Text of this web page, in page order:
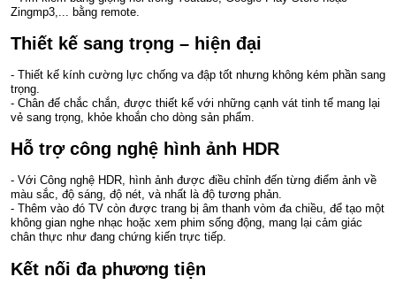
Zingmp3,... bằng remote.
Thiết kế sang trọng – hiện đại
- Thiết kế kính cường lực chống va đập tốt nhưng không kém phần sang
trọng.
- Chân đế chắc chắn, được thiết kế với những cạnh vát tinh tế mang lại
vẻ sang trọng, khỏe khoắn cho dòng sản phẩm.
Hỗ trợ công nghệ hình ảnh HDR
- Với Công nghệ HDR, hình ảnh được điều chỉnh đến từng điểm ảnh về
màu sắc, độ sáng, độ nét, và nhất là độ tương phản.
- Thêm vào đó TV còn được trang bị âm thanh vòm đa chiều, để tạo một
không gian nghe nhạc hoặc xem phim sống động, mang lại cảm giác
chân thực như đang chứng kiến trực tiếp.
Kết nối đa phương tiện